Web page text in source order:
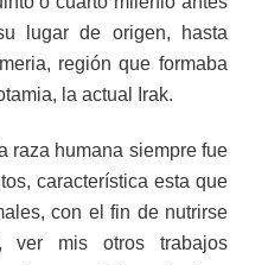
lugar de origen, hasta
región que formaba
la actual Irak.
raza humana siempre fue
característica esta que
con el fin de nutrirse
ver mis otros trabajos